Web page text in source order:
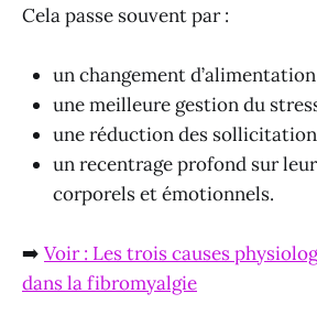
Cela passe souvent par :
un changement
une meilleure gestion du
une réduction des
un recentrage profond sur
corporels et émotionnels.
➡️ Voir : Les trois causes
dans la fibromyalgie